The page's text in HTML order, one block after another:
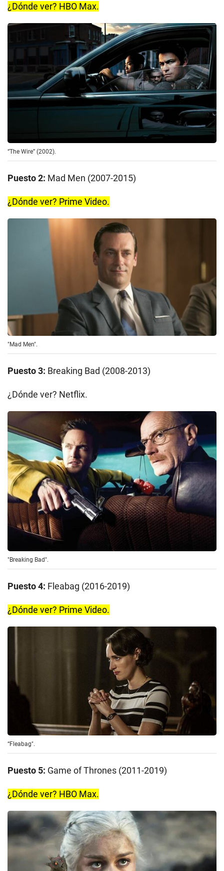
¿Dónde ver? HBO Max.
“The Wire” (2002).
Puesto 2: Mad Men (2007-2015)
¿Dónde ver? Prime Video.
"Mad Men".
Puesto 3: Breaking Bad (2008-2013)
¿Dónde ver? Netflix.
"Breaking Bad".
Puesto 4: Fleabag (2016-2019)
¿Dónde ver? Prime Video.
“Fleabag".
Puesto 5: Game of Thrones (2011-2019)
¿Dónde ver? HBO Max.